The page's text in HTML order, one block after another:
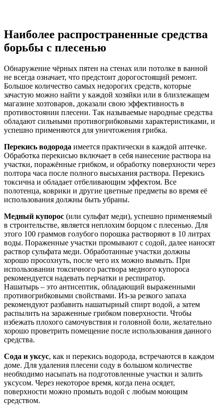
Наиболее распространенные средства
борьбы с плесенью
Обнаружение чёрных пятен на стенах или потолке в ванной
не всегда означает, что предстоит дорогостоящий ремонт.
Большое количество самых недорогих средств, которые
зачастую можно найти у каждой хозяйки или в близлежащем
магазине хозтоваров, доказали свою эффективность в
противостоянии плесени. Так называемые народные средства
обладают сильными противогрибковыми характеристиками, и
успешно применяются для уничтожения грибка.
Перекись водорода имеется практически в каждой аптечке.
Обработка перекисью включает в себя нанесение раствора на
участки, поражённые грибком, и обработку поверхности через
полтора часа после полного высыхания раствора. Перекись
токсична и обладает отбеливающим эффектом. Все
полотенца, коврики и другие цветные предметы во время её
использования должны быть убраны.
Медный купорос (или сульфат меди), успешно применяемый
в строительстве, является неплохим борцом с плесенью. Для
этого 100 граммов голубого порошка растворяют в 10 литрах
воды. Пораженные участки промывают с содой, далее наносят
раствор сульфата меди. Обработанные участки должны
хорошо просохнуть, после чего их можно вымыть. При
использовании токсичного раствора медного купороса
рекомендуется надевать перчатки и респиратор.
Нашатырь – это антисептик, обладающий выраженными
противогрибковыми свойствами. Из-за резкого запаха
рекомендуют разбавить нашатырный спирт водой, а затем
распылить на зараженные грибком поверхности. Чтобы
избежать плохого самочувствия и головной боли, желательно
хорошо проветрить помещение после использования данного
средства.
Сода и уксус, как и перекись водорода, встречаются в каждом
доме. Для удаления плесени соду в большом количестве
необходимо насыпать на подготовленные участки и залить
уксусом. Через некоторое время, когда пена осядет,
поверхности можно промыть водой с любым моющим
средством.